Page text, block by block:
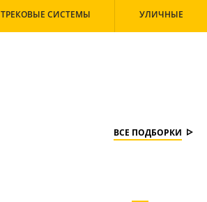
ТРЕКОВЫЕ СИСТЕМЫ УЛИЧНЫЕ
ВСЕ ПОДБОРКИ